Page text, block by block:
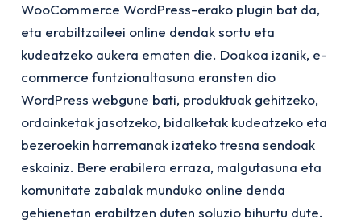
WooCommerce WordPress-erako plugin bat da,
eta erabiltzaileei online dendak sortu eta
kudeatzeko aukera ematen die. Doakoa izanik, e-
commerce funtzionaltasuna eransten dio
WordPress webgune bati, produktuak gehitzeko,
ordainketak jasotzeko, bidalketak kudeatzeko eta
bezeroekin harremanak izateko tresna sendoak
eskainiz. Bere erabilera erraza, malgutasuna eta
komunitate zabalak munduko online denda
gehienetan erabiltzen duten soluzio bihurtu dute.